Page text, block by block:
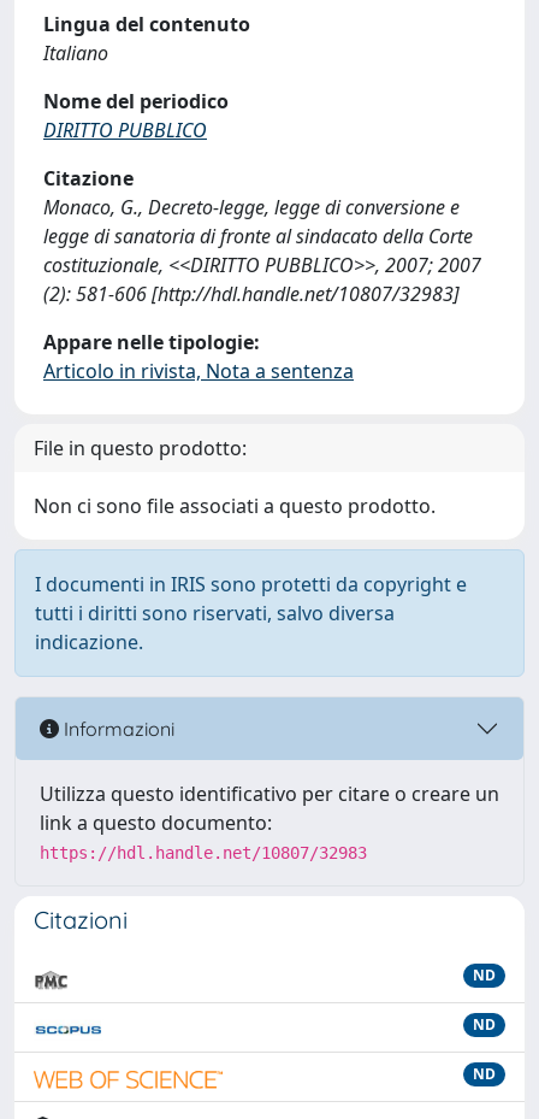
Lingua del contenuto
Italiano
Nome del periodico
DIRITTO PUBBLICO
Citazione
Monaco, G., Decreto-legge, legge di conversione e
legge di sanatoria di fronte al sindacato della Corte
costituzionale, <<DIRITTO PUBBLICO>>, 2007; 2007
(2): 581-606 [http://hdl.handle.net/10807/32983]
Appare nelle tipologie:
Articolo in rivista, Nota a sentenza
File in questo prodotto:
Non ci sono file associati a questo prodotto.
I documenti in IRIS sono protetti da copyright e
tutti i diritti sono riservati, salvo diversa
indicazione.
Informazioni
Utilizza questo identificativo per citare o creare un
link a questo documento:
https://hdl.handle.net/10807/32983
Citazioni
ND
ND
ND